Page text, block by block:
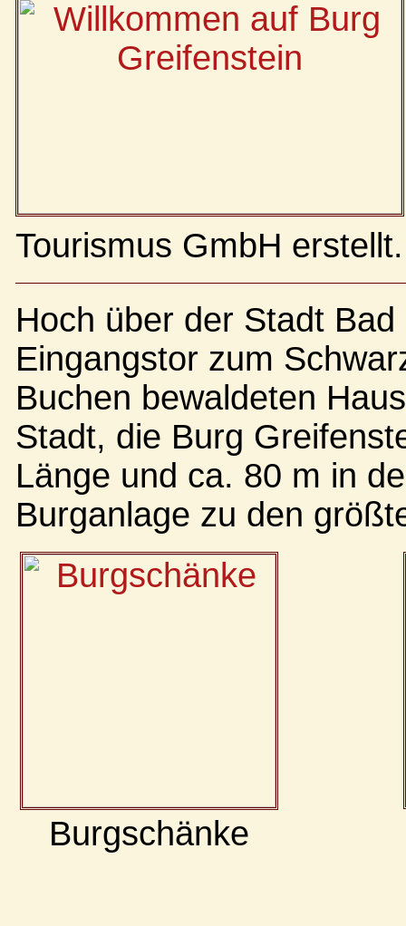
Tourismus GmbH erstellt.
Hoch über der Stadt
Eingangstor zum
Buchen bewaldeten
Stadt, die Burg
Länge und ca. 80 m in
Burganlage zu den
Burgschänke